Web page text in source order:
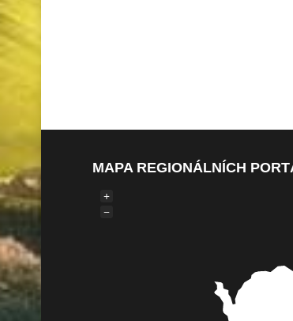
MAPA REGIONÁLNÍCH
+
−